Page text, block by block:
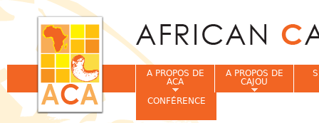
A PROPOS DE
ACA
A PROPOS DE
CAJOU
CONFÉRENCE